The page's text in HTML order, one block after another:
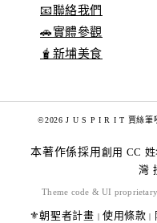
📧聯絡我們
🚗實體參觀
🧋新埔美食
©2026 J U S P I R I T 賈絲筆
本著作係採用 創用 CC
灣
Theme code & UI
⚜️朝聖者計畫 | 使用條款 |